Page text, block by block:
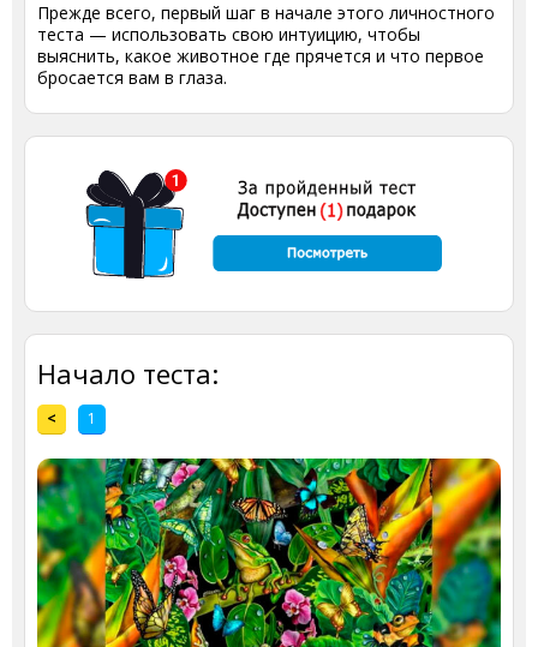
Прежде всего, первый шаг в начале этого личностного
теста — использовать свою интуицию, чтобы
выяснить, какое животное где прячется и что первое
бросается вам в глаза.
Начало теста:
< 1